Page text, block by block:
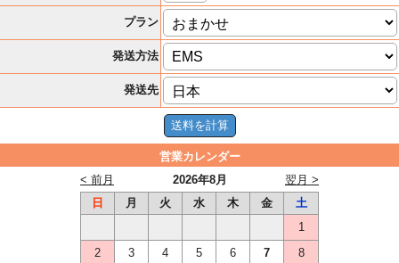
プラン
発送方法
発送先
営業カレンダー
2026年8月
< 前月
翌月 >
日
月 火 水 木 金
土
1
2
3 4 5 6 7
8